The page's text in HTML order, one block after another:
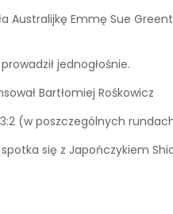
Australijkę Emmę Sue
jednogłośnie.
Bartłomiej Rośkowicz
(w poszczególnych rundach
się z Japończykiem